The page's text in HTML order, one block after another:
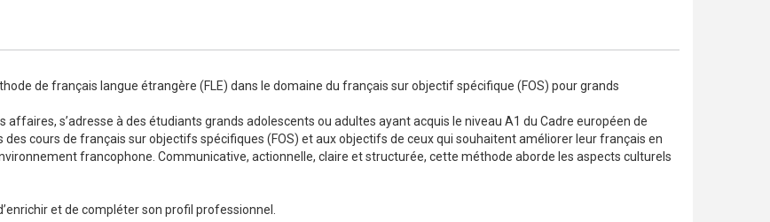
Enfants
Adultes
Outils complémentaires
de français langue étrangère (FLE) dans le domaine du français sur objectif spécifique (FOS) pour grands
s’adresse à des étudiants grands adolescents ou adultes ayant acquis le niveau A1 du Cadre européen de
des cours de français sur objectifs spécifiques (FOS) et aux objectifs de ceux qui souhaitent améliorer leur français en
francophone. Communicative, actionnelle, claire et structurée, cette méthode aborde les aspects culturels
et de compléter son profil professionnel.